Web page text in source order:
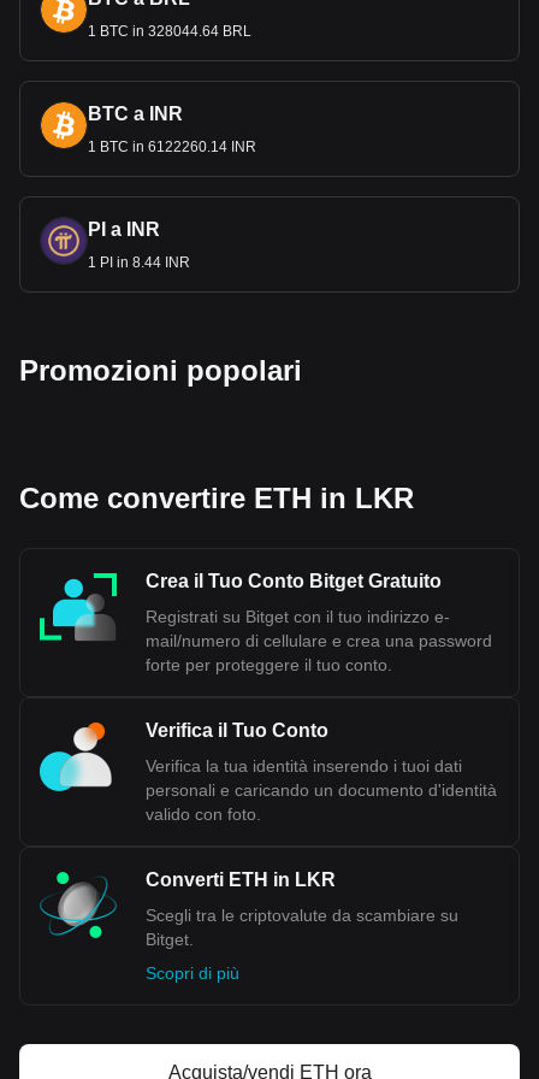
Le rimesse della diaspora srilankese, soprattutto dal Medio
Oriente e dall'Europa, sono una fonte significati
estero. Queste rimesse, convertite in rupie, svolgono un
ruolo sostanziale nel sostenere le famiglie e contribuire
all'economia nazionale.
valuta di Ethereum che è ETH. Usa il nostro
calcolatore crypto per vedere a quanto può essere
scambiata la tua criptovaluta per LKR.
1 BTC in 328044.64 BRL
BTC a INR
1 BTC in 6122260.14 INR
PI a INR
1 PI in 8.44 INR
Promozioni popolari
Come convertire ETH in LKR
Crea il Tuo Conto Bitget Gratuito
Registrati su Bitget con il tuo indirizzo e-
mail/numero di cellulare e crea una password
forte per proteggere il tuo conto.
Verifica il Tuo Conto
Verifica la tua identità inserendo i tuoi dati
personali e caricando un documento d'identità
valido con foto.
Converti ETH in LKR
Scegli tra le criptovalute da scambiare su
Bitget.
Scopri di più
Acquista/vendi ETH ora